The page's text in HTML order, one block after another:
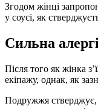
Згодом жінці
у соусі, як
Сильна
Після того як жінка
екіпажу, однак, як
Подружжя стверджує,